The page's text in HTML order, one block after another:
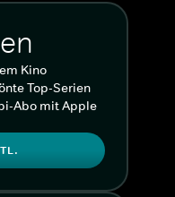
Kino
Top-Serien
Abo mit Apple